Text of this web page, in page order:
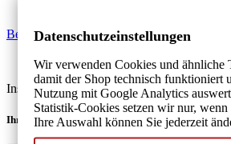
Bestellung widerrufen
Made by MAWESTRA - 2026
Instagram Facebook Whatsapp
Ihre Wunschlisten
Datenschutzeinstellungen
Wir verwenden Cookies und ähnliche
damit der Shop technisch funktioniert
Nutzung mit Google Analytics
Statistik-Cookies setzen wir nur, wenn
Ihre Auswahl können Sie jederzeit